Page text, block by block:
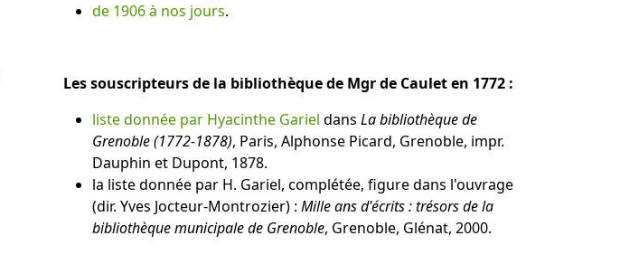
de 1906 à nos jours.
Les souscripteurs de la bibliothèque de Mgr de Caulet en 1772 :
liste donnée par Hyacinthe Gariel dans La bibliothèque de
Grenoble (1772-1878), Paris, Alphonse Picard, Grenoble, impr.
Dauphin et Dupont, 1878.
la liste donnée par H. Gariel, complétée, figure dans l'ouvrage
(dir. Yves Jocteur-Montrozier) : Mille ans d'écrits : trésors de la
bibliothèque municipale de Grenoble, Grenoble, Glénat, 2000.